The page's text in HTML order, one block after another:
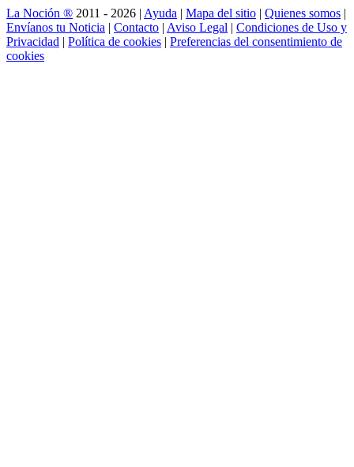
La Noción ® 2011 - 2026 | Ayuda | Mapa del sitio | Quienes somos |
Envíanos tu Noticia | Contacto | Aviso Legal | Condiciones de Uso y
Privacidad | Política de cookies | Preferencias del consentimiento de
cookies